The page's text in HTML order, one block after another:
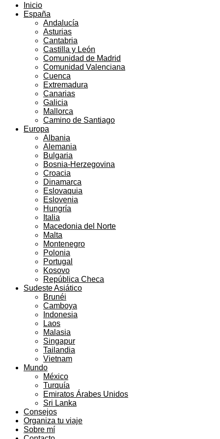
Inicio
España
Andalucía
Asturias
Cantabria
Castilla y León
Comunidad de Madrid
Comunidad Valenciana
Cuenca
Extremadura
Canarias
Galicia
Mallorca
Camino de Santiago
Europa
Albania
Alemania
Bulgaria
Bosnia-Herzegovina
Croacia
Dinamarca
Eslovaquia
Eslovenia
Hungría
Italia
Macedonia del Norte
Malta
Montenegro
Polonia
Portugal
Kosovo
República Checa
Sudeste Asiático
Brunéi
Camboya
Indonesia
Laos
Malasia
Singapur
Tailandia
Vietnam
Mundo
México
Turquía
Emiratos Árabes Unidos
Sri Lanka
Consejos
Organiza tu viaje
Sobre mí